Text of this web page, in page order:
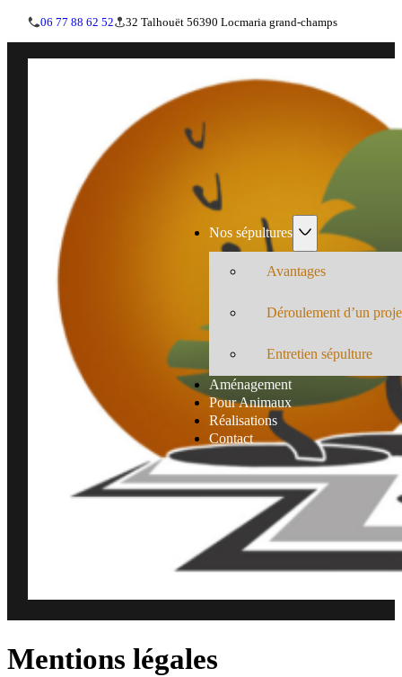
06 77 88 62 52 32 Talhouët 56390 Locmaria grand-champs
Nos sépultures
Avantages
Déroulement d’un
Entretien sépulture
Aménagement
Pour Animaux
Réalisations
Contact
Mentions légales